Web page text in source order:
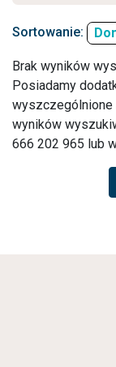
Sortowanie:
Brak wyników
Posiadamy
wyszczególnione
wyników
666 202 965 lub